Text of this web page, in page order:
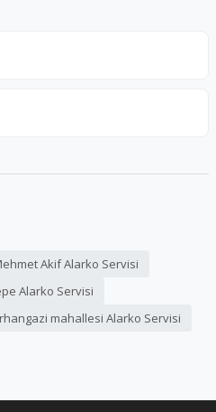
Akif Alarko Servisi
Alarko Servisi
mahallesi Alarko Servisi